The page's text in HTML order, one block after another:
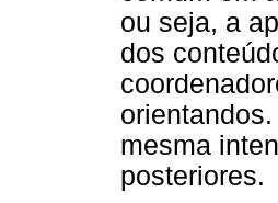
ou seja, a
dos
mesma
posteriores.